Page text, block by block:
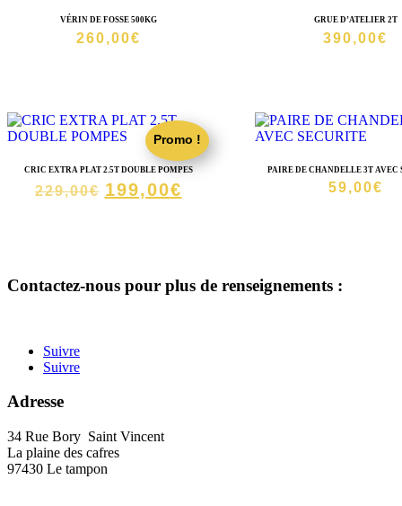
VÉRIN DE FOSSE 500KG
260,00€
GRUE D’ATELIER 2T
390,00€
Promo !
CRIC EXTRA PLAT 2.5T DOUBLE POMPES
229,00€ Le
prix
199,00€
prix
PAIRE DE CHANDELLE 3T AVEC
59,00€
Contactez-nous pour plus de renseignements :
Suivre
Suivre
Adresse
34 Rue Bory Saint Vincent
La plaine des cafres
97430 Le tampon